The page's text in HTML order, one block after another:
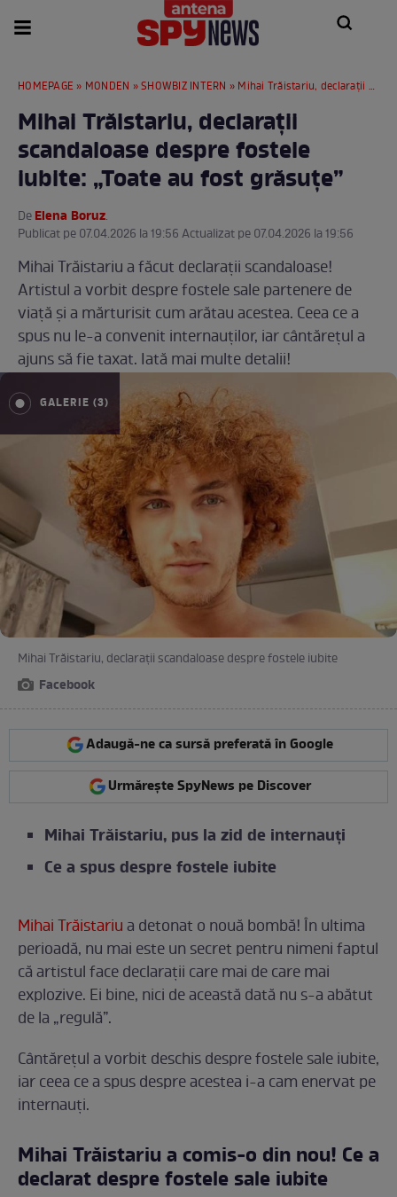
HOMEPAGE » MONDEN »SHOWBIZ INTERN » Mihai Trăistariu, declarații scandaloase despre fostele iubite: „Toate au fost grăsuțe”
Mihai Trăistariu, declarații
scandaloase despre fostele
iubite: „Toate au fost grăsuțe”
DeElena Boruz.
Publicat pe 07.04.2026 la 19:56 Actualizat pe 07.04.2026 la 19:56
Mihai Trăistariu a făcut declarații scandaloase!
Artistul a vorbit despre fostele sale partenere de
viață și a mărturisit cum arătau acestea. Ceea ce a
spus nu le-a convenit internauților, iar cântărețul a
ajuns să fie taxat. Iată mai multe detalii!
GALERIE (3)
Mihai Trăistariu, declarații scandaloase despre fostele iubite
Facebook
Adaugă-ne ca sursă preferată în Google
Urmărește SpyNews pe Discover
Mihai Trăistariu, pus la zid de internauți
Ce a spus despre fostele iubite
Mihai Trăistariua detonat o nouă bombă! În ultima
perioadă, nu mai este un secret pentru nimeni faptul
că artistul face declarații care mai de care mai
explozive. Ei bine, nici de această dată nu s-a abătut
de la „regulă”.
Cântărețul a vorbit deschis despre fostele sale iubite,
iar ceea ce a spus despre acestea i-a cam enervat pe
internauți.
Mihai Trăistariu a comis-o din nou! Ce a
declarat despre fostele sale iubite